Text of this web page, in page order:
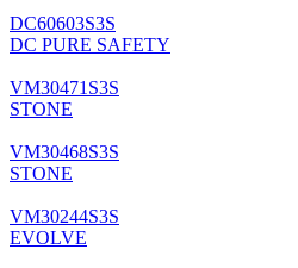
DC60603S3S
DC PURE SAFETY
VM30471S3S
STONE
VM30468S3S
STONE
VM30244S3S
EVOLVE